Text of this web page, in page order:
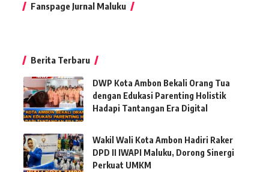
Fanspage Jurnal Maluku
Berita Terbaru
DWP Kota Ambon Bekali Orang Tua
dengan Edukasi Parenting Holistik
Hadapi Tantangan Era Digital
Wakil Wali Kota Ambon Hadiri Raker
DPD II IWAPI Maluku, Dorong Sinergi
Perkuat UMKM